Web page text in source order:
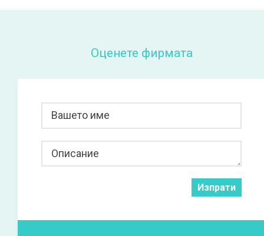
Оценете фирмата
Вашето име
Описание
Изпрати